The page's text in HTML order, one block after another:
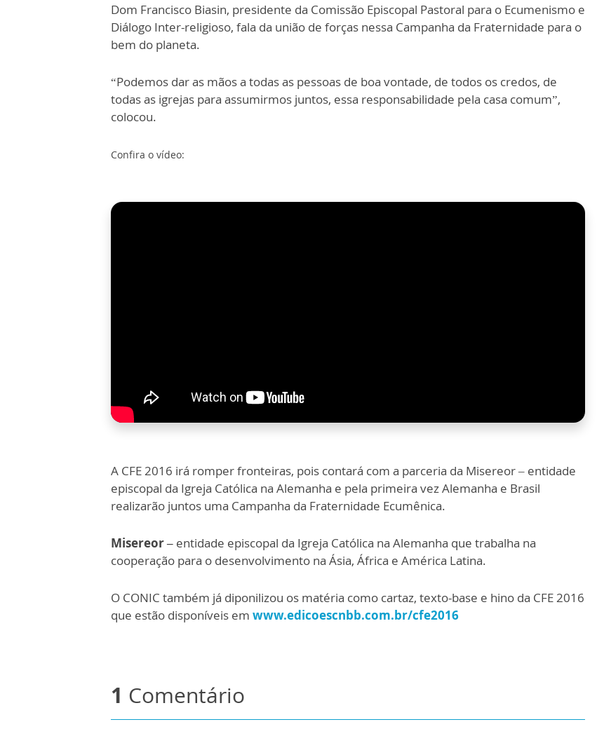
Dom Francisco Biasin, presidente da Comissão Episcopal Pastoral para o Ecumenismo e
Diálogo Inter-religioso, fala da união de forças nessa Campanha da Fraternidade para o
bem do planeta.
“Podemos dar as mãos a todas as pessoas de boa vontade, de todos os credos, de
todas as igrejas para assumirmos juntos, essa responsabilidade pela casa comum”,
colocou.
Confira o vídeo:
A CFE 2016 irá romper fronteiras, pois contará com a parceria da Misereor – entidade
episcopal da Igreja Católica na Alemanha e pela primeira vez Alemanha e Brasil
realizarão juntos uma Campanha da Fraternidade Ecumênica.
Misereor – entidade episcopal da Igreja Católica na Alemanha que trabalha na
cooperação para o desenvolvimento na Ásia, África e América Latina.
O CONIC também já diponilizou os matéria como cartaz, texto-base e hino da CFE 2016
que estão disponíveis em www.edicoescnbb.com.br/cfe2016
1 Comentário